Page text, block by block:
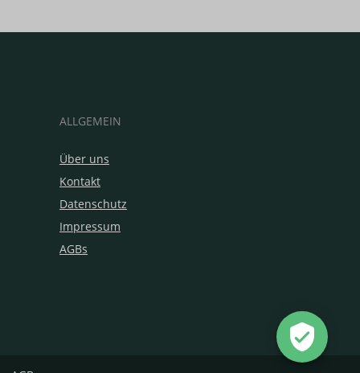
ALLGEMEIN
Über uns
Kontakt
Datenschutz
Impressum
AGBs